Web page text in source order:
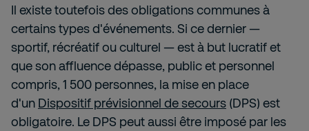
Il existe toutefois des obligations communes à
certains types d'événements. Si ce dernier —
sportif, récréatif ou culturel — est à but lucratif et
que son affluence dépasse, public et personnel
compris, 1 500 personnes, la mise en place
d'un Dispositif prévisionnel de secours (DPS) est
obligatoire. Le DPS peut aussi être imposé par les